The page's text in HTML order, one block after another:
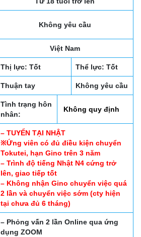
Không yêu cầu
Việt Nam
Thị lực: Tốt Thể lực: Tốt
Thuận tay Không yêu cầu
Tình trạng hôn
nhân:
Không quy định
– TUYỂN TẠI NHẬT
※Ứng viên có đủ điều kiện chuyển
Tokutei, hạn Gino trên 3 năm
– Trình độ tiếng Nhật N4 cứng trở
lên, giao tiếp tốt
– Không nhận Gino chuyển việc quá
2 lần và chuyển việc sớm (cty hiện
tại chưa đủ 6 tháng)
– Phỏng vấn 2 lần Online qua ứng
dụng ZOOM